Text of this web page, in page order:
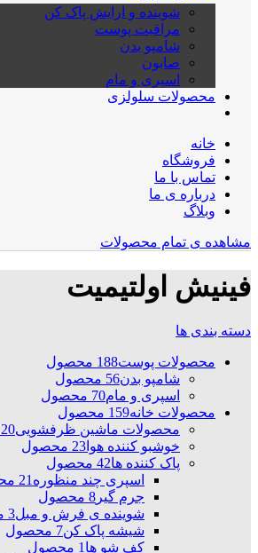
شوینده و ارایش پاک کن
مراقبت پوست
شامپو بدن
صابون
اسپری و مام
محصولات سلولزی
خانه
فروشگاه
تماس با ما
درباره ی ما
وبلاگ
مشاهده ی تمام محصولات
فینیش اولتیمیت
دسته بندی ها
محصولات پوست188 محصول
شامپو بدن56 محصول
اسپری و مام70 محصول
محصولات خانه159 محصول
محصولات ماشین ظرفشویی20 محصول
خوشبو کننده هوا 23 محصول
پاک کننده ها42 محصول
اسپری چند منظوره21 محصول
جرم گیر 8 محصول
شوینده ی فرش و مبل3 محصول
شیشه پاک کن7 محصول
کف شو ها1 محصول